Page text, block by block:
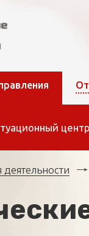
центр